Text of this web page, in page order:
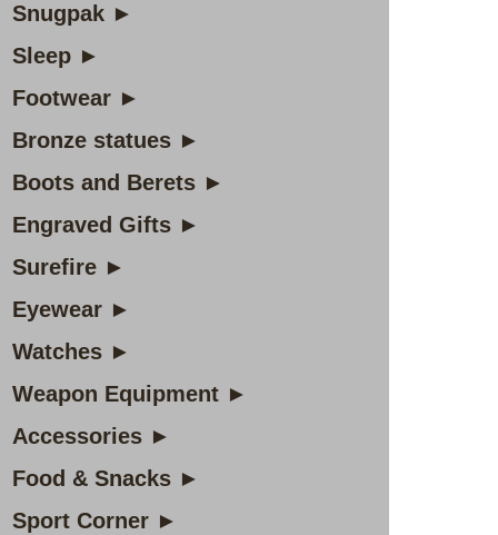
Snugpak ►
Sleep ►
Footwear ►
Bronze statues ►
Boots and Berets ►
Engraved Gifts ►
Surefire ►
Eyewear ►
Watches ►
Weapon Equipment ►
Accessories ►
Food & Snacks ►
Sport Corner ►